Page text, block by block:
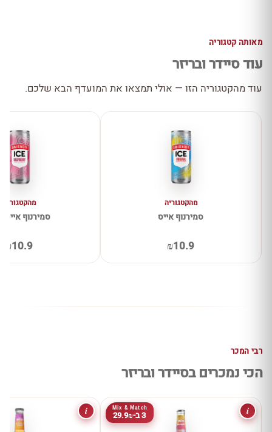
מאותה קטגוריה
עוד סיידר ובריזר
עוד מהקטגוריה הזו — אולי תמצאו את המועדף הבא שלכם.
מהקטגוריה
סמירנוף אייס
₪10.9
מהקטגוריה
סמירנוף אייס
₪10.9
רבי המכר
הכי נמכרים בסיידר ובריזר
Mix & Match
3 ב-29.9₪ i
i